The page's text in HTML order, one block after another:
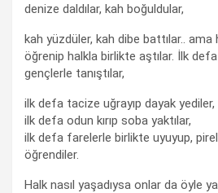
denize daldılar, kah boğuldular,
kah yüzdüler, kah dibe battılar..
öğrenip halkla birlikte aştılar. İlk
gençlerle tanıştılar,
ilk defa tacize uğrayıp dayak yediler,
ilk defa odun kırıp soba yaktılar,
ilk defa farelerle birlikte uyuyup,
öğrendiler.
Halk nasıl yaşadıysa onlar da öyle